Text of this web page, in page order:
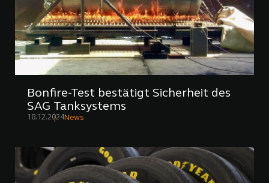
Bonfire-Test bestätigt Sicherheit des
SAG Tanksystems
18.12.2024News